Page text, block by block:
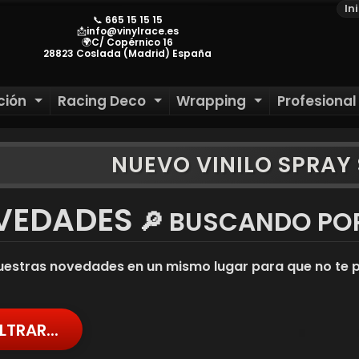
📞 665 15 15 15
📩info@vinylrace.es
🌍C/ Copérnico 16
28823 Coslada (Madrid) España
MENU
EXPAND CHILD MENU
Racing Deco EXPAND CHILD MENU
Wrapping EXPAND
MENU
MENU
MENU
MENU
NUEVO VINILO SPRAY
🔎 BUSCANDO
novedades en un mismo lugar para que no te